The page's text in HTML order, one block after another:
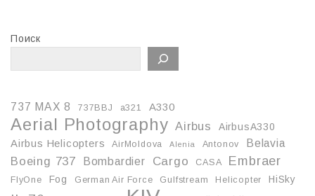
Поиск
737 MAX 8 737BBJ a321 A330
Aerial Photography Airbus
AirbusA330
Airbus Helicopters
AirMoldova Alenia Antonov Belavia
Boeing 737 Bombardier Cargo CASA Embraer
FlyOne Fog German Air Force Gulfstream Helicopter HiSky